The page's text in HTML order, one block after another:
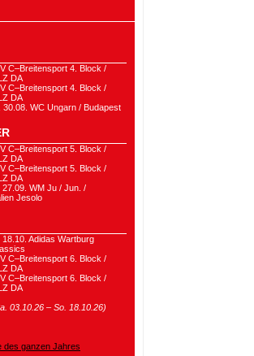
C–Breitensport 4. Block /
C–Breitensport 4. Block /
30.08. WC Ungarn / Budapest
C–Breitensport 5. Block /
C–Breitensport 5. Block /
27.09. WM Ju / Jun. /
18.10. Adidas Wartburg
C–Breitensport 6. Block /
C–Breitensport 6. Block /
03.10.26 – So. 18.10.26)
des ganzen Jahres